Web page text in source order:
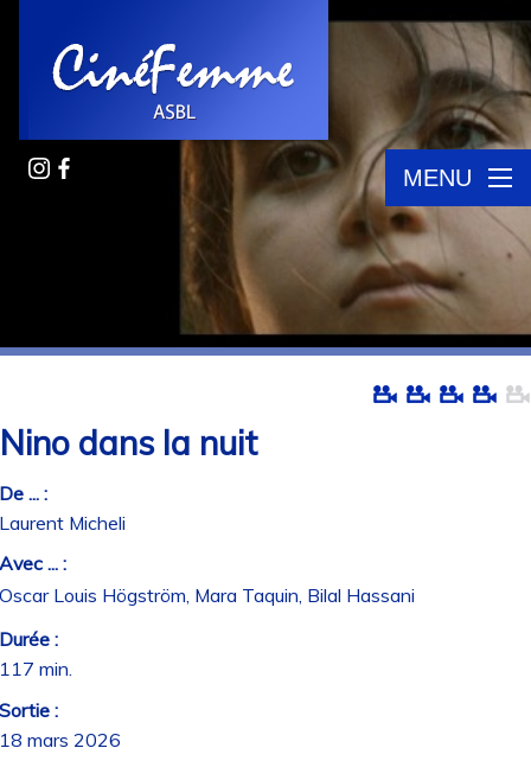
MENU
dans la nuit
... :
Micheli
... :
Louis Högström, Mara Taquin, Bilal Hassani
:
min.
:
mars 2026